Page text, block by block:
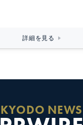
詳細を見る
KYODO NEWS